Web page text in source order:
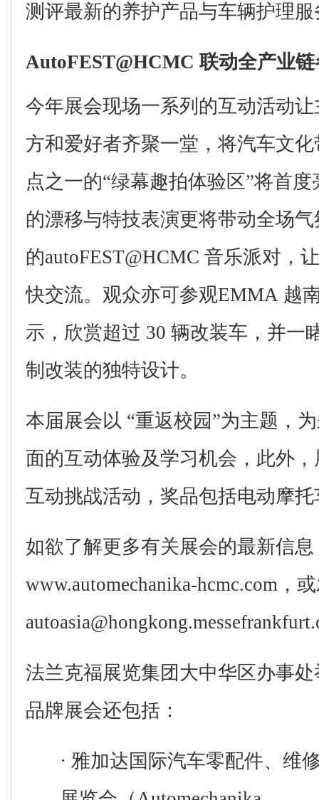
测评最新的养护产品与车辆护理服
AutoFEST@HCMC联动全产业
今年展会现场一系列的互动活动让
方和爱好者齐聚一堂， 将汽车文
点之一的“绿幕趣拍体验区”将首
的漂移与特技表演更将带动全场气
的autoFEST@HCMC 音乐派对，
快交流。观众亦可参观EMMA 越
示 ，欣赏超过 30 辆改装车，并一
制改装的独特设计。
本届展会以 “重返校园”为主题，
面的互动体验及学习机会， 此外，
互动挑战活动 ，奖品包括电动摩
如欲了解更多有关展会的最新信
www.automechanika-hcmc.com ，
法兰克福展览集团大中华区办事
品牌展会还包括 ：
· 雅加达国际汽车零配件、维